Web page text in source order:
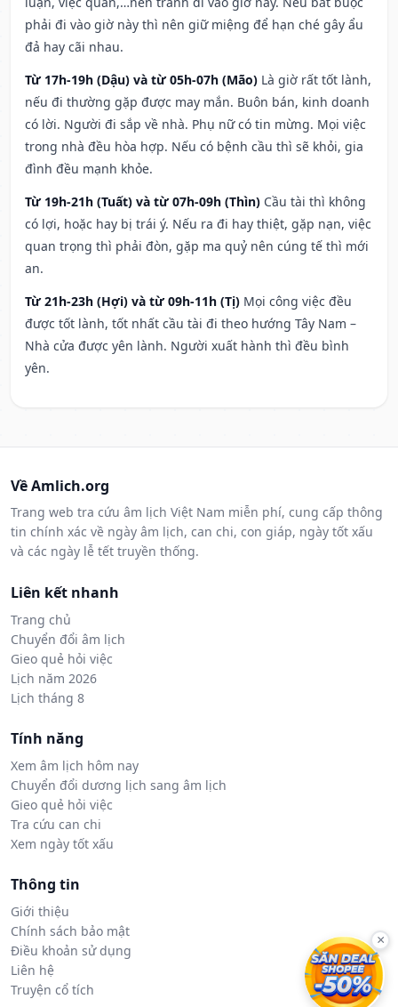
phải đi vào giờ này thì nên giữ miệng để hạn ché gây ẩu
đả hay cãi nhau.
Từ 17h-19h (Dậu) và từ 05h-07h (Mão) Là giờ rất tốt lành,
nếu đi thường gặp được may mắn. Buôn bán, kinh doanh
có lời. Người đi sắp về nhà. Phụ nữ có tin mừng. Mọi việc
trong nhà đều hòa hợp. Nếu có bệnh cầu thì sẽ khỏi, gia
đình đều mạnh khỏe.
Từ 19h-21h (Tuất) và từ 07h-09h (Thìn) Cầu tài thì không
có lợi, hoặc hay bị trái ý. Nếu ra đi hay thiệt, gặp nạn, việc
quan trọng thì phải đòn, gặp ma quỷ nên cúng tế thì mới
an.
Từ 21h-23h (Hợi) và từ 09h-11h (Tị) Mọi công việc đều
được tốt lành, tốt nhất cầu tài đi theo hướng Tây Nam –
Nhà cửa được yên lành. Người xuất hành thì đều bình
yên.
Về Amlich.org
Trang web tra cứu âm lịch Việt Nam miễn phí, cung cấp thông
tin chính xác về ngày âm lịch, can chi, con giáp, ngày tốt xấu
và các ngày lễ tết truyền thống.
Liên kết nhanh
Trang chủ
Chuyển đổi âm lịch
Gieo quẻ hỏi việc
Lịch năm 2026
Lịch tháng 8
Tính năng
Xem âm lịch hôm nay
Chuyển đổi dương lịch sang âm lịch
Gieo quẻ hỏi việc
Tra cứu can chi
Xem ngày tốt xấu
Thông tin
Giới thiệu
Chính sách bảo mật
Điều khoản sử dụng
Liên hệ
Truyện cổ tích
×